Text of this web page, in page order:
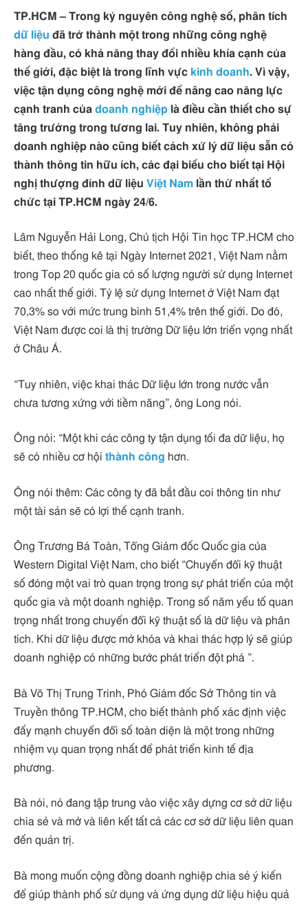
TP.HCM – Trong kỷ nguyên công nghệ số, phân tích
dữ liệu đã trở thành một trong những công nghệ
hàng đầu, có khả năng thay đổi nhiều khía cạnh của
thế giới, đặc biệt là trong lĩnh vực kinh doanh. Vì vậy,
việc tận dụng công nghệ mới để nâng cao năng lực
cạnh tranh của doanh nghiệp là điều cần thiết cho sự
tăng trưởng trong tương lai. Tuy nhiên, không phải
doanh nghiệp nào cũng biết cách xử lý dữ liệu sẵn có
thành thông tin hữu ích, các đại biểu cho biết tại Hội
nghị thượng đỉnh dữ liệu Việt Nam lần thứ nhất tổ
chức tại TP.HCM ngày 24/6.
Lâm Nguyễn Hải Long, Chủ tịch Hội Tin học TP.HCM cho
biết, theo thống kê tại Ngày Internet 2021, Việt Nam nằm
trong Top 20 quốc gia có số lượng người sử dụng Internet
cao nhất thế giới. Tỷ lệ sử dụng Internet ở Việt Nam đạt
70,3% so với mức trung bình 51,4% trên thế giới. Do đó,
Việt Nam được coi là thị trường Dữ liệu lớn triển vọng nhất
ở Châu Á.
“Tuy nhiên, việc khai thác Dữ liệu lớn trong nước vẫn
chưa tương xứng với tiềm năng”, ông Long nói.
Ông nói: “Một khi các công ty tận dụng tối đa dữ liệu, họ
sẽ có nhiều cơ hội thành công hơn.
Ông nói thêm: Các công ty đã bắt đầu coi thông tin như
một tài sản sẽ có lợi thế cạnh tranh.
Ông Trương Bá Toàn, Tổng Giám đốc Quốc gia của
Western Digital Việt Nam, cho biết “Chuyển đổi kỹ thuật
số đóng một vai trò quan trọng trong sự phát triển của một
quốc gia và một doanh nghiệp. Trong số năm yếu tố quan
trọng nhất trong chuyển đổi kỹ thuật số là dữ liệu và phân
tích. Khi dữ liệu được mở khóa và khai thác hợp lý sẽ giúp
doanh nghiệp có những bước phát triển đột phá ”.
Bà Võ Thị Trung Trinh, Phó Giám đốc Sở Thông tin và
Truyền thông TP.HCM, cho biết thành phố xác định việc
đẩy mạnh chuyển đổi số toàn diện là một trong những
nhiệm vụ quan trọng nhất để phát triển kinh tế địa
phương.
Bà nói, nó đang tập trung vào việc xây dựng cơ sở dữ liệu
chia sẻ và mở và liên kết tất cả các cơ sở dữ liệu liên quan
đến quản trị.
Bà mong muốn cộng đồng doanh nghiệp chia sẻ ý kiến ​​
để giúp thành phố sử dụng và ứng dụng dữ liệu hiệu quả